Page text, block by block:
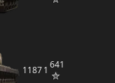
11871 641